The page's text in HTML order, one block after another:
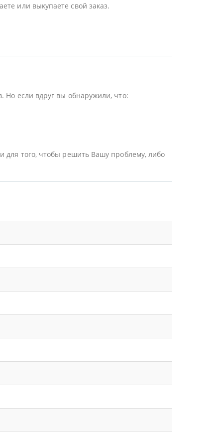
или выкупаете свой заказ.
Но если вдруг вы обнаружили, что:
для того, чтобы решить Вашу проблему, либо